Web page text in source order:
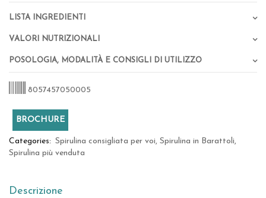
Lista Ingredienti
Valori Nutrizionali
Posologia, Modalità e Consigli di Utilizzo
8057457050005
BROCHURE
Categories: Spirulina consigliata per voi, Spirulina in Barattoli,
Spirulina più venduta
Descrizione